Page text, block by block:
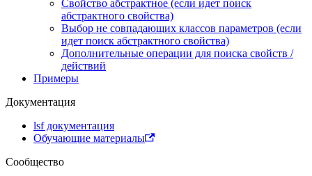
Свойство абстрактное (если идет поиск
абстрактного свойства)
Выбор не совпадающих классов параметров (если
идет поиск абстрактного свойства)
Дополнительные операции для поиска свойств /
действий
Примеры
Документация
lsf документация
Обучающие материалы
Сообщество